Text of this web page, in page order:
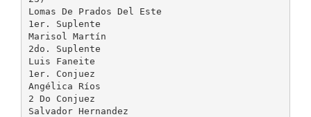
Lomas De Prados Del Este
1er. Suplente
Marisol Martín
2do. Suplente
Luis Faneite
1er. Conjuez
Angélica Ríos
2 Do Conjuez
Salvador Hernandez